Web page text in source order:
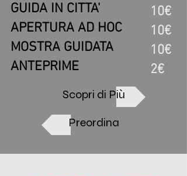
GUIDA IN CITTA'
APERTURA AD HOC
MOSTRA GUIDATA
ANTEPRIME
10€
10€
10€
2€
Scopri di Più
Preordina